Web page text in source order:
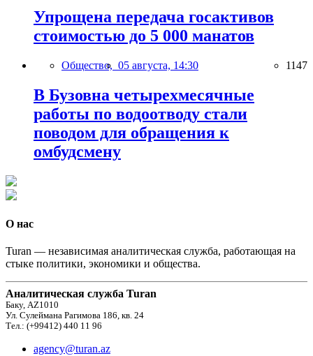
Упрощена передача госактивов
стоимостью до 5 000 манатов
Общество, 05 августа, 14:30 1147
В Бузовна четырехмесячные
работы по водоотводу стали
поводом для обращения к
омбудсмену
О нас
Turan — независимая аналитическая служба, работающая на
стыке политики, экономики и общества.
Аналитическая служба Turan
Баку, AZ1010
Ул. Сулеймана Рагимова 186, кв. 24
Тел.: (+99412) 440 11 96
agency@turan.az